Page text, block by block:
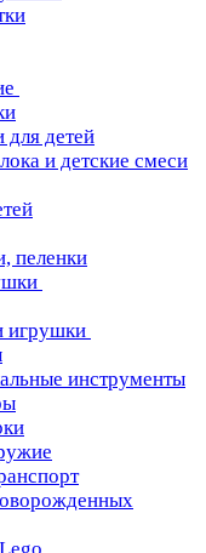
для детей
и детские смеси
пеленки
игрушки
инструменты